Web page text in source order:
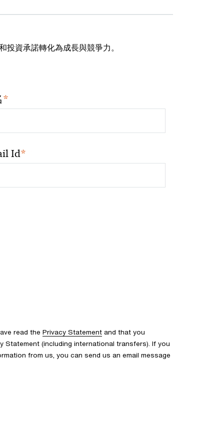
資承諾轉化為成長與競爭力。
*
Id*
read the Privacy Statement and that you
(including international transfers). If you
from us, you can send us an email message